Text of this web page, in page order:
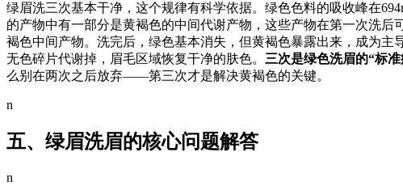
绿眉洗三次基本干净，这个规律有科学依据。绿色色料的吸收峰在
的产物中有一部分是黄褐色的中间代谢产物，这些产物在第一次洗
褐色中间产物。洗完后，绿色基本消失，但黄褐色暴露出来，成为
无色碎片代谢掉，眉毛区域恢复干净的肤色。 三次是绿色洗眉的“标
么别在两次之后放弃——第三次才是解决黄褐色的关键。
n
五、绿眉洗眉的核心问题解答
n